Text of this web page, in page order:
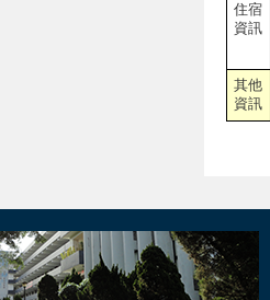
住宿
資訊
其他
資訊